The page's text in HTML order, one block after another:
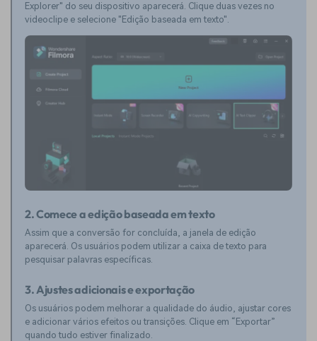
Explorer" do seu dispositivo aparecerá. Clique duas vezes no
videoclipe e selecione "Edição baseada em texto".
2. Comece a edição baseada em texto
Assim que a conversão for concluída, a janela de edição
aparecerá. Os usuários podem utilizar a caixa de texto para
pesquisar palavras específicas.
3. Ajustes adicionais e exportação
Os usuários podem melhorar a qualidade do áudio, ajustar cores
e adicionar vários efeitos ou transições. Clique em “Exportar”
quando tudo estiver finalizado.